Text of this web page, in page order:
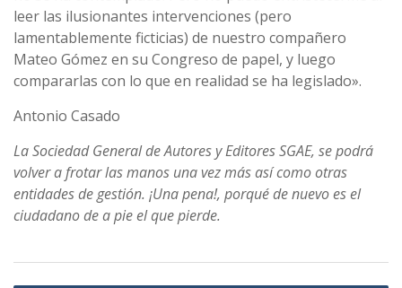
leer las ilusionantes intervenciones (pero
lamentablemente ficticias) de nuestro compañero
Mateo Gómez en su Congreso de papel, y luego
compararlas con lo que en realidad se ha legislado».
Antonio Casado
La Sociedad General de Autores y Editores SGAE, se podrá
volver a frotar las manos una vez más así­ como otras
entidades de gestión. ¡Una pena!, porqué de nuevo es el
ciudadano de a pie el que pierde.